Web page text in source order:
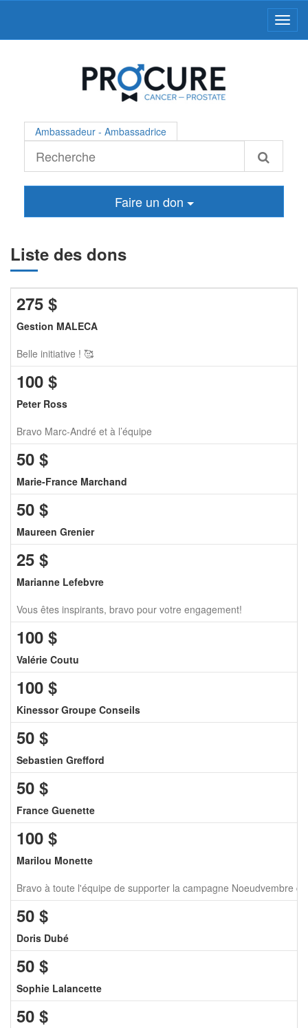
Ambassadeur - Ambassadrice
Faire un don
Liste des dons
275 $
Gestion MALECA
Belle initiative ! 🥰
100 $
Peter Ross
Bravo Marc-André et à l’équipe
50 $
Marie-France Marchand
50 $
Maureen Grenier
25 $
Marianne Lefebvre
Vous êtes inspirants, bravo pour votre engagement!
100 $
Valérie Coutu
100 $
Kinessor Groupe Conseils
50 $
Sebastien Grefford
50 $
France Guenette
100 $
Marilou Monette
Bravo à toute l'équipe de supporter la campagne Noeudvembre
50 $
Doris Dubé
50 $
Sophie Lalancette
50 $